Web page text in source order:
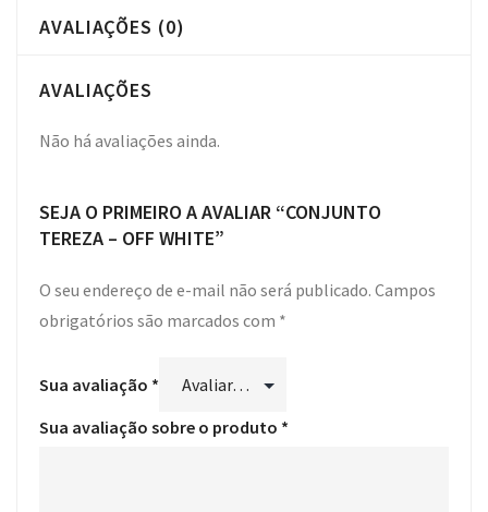
AVALIAÇÕES (0)
AVALIAÇÕES
Não há avaliações ainda.
SEJA O PRIMEIRO A AVALIAR “CONJUNTO
TEREZA – OFF WHITE”
O seu endereço de e-mail não será publicado. Campos
obrigatórios são marcados com *
Sua avaliação *
Sua avaliação sobre o produto *